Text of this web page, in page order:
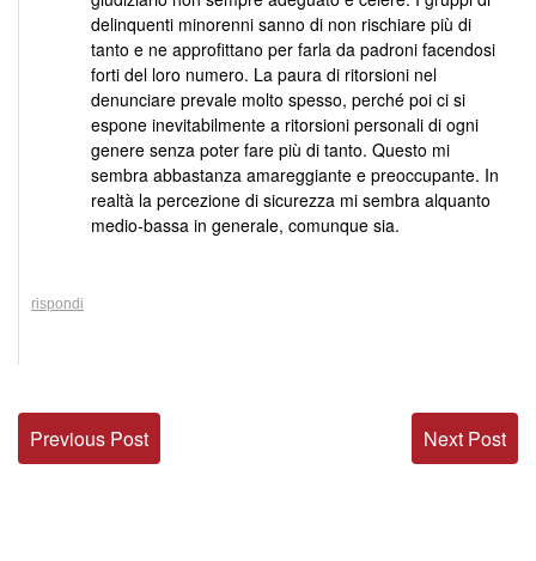
delinquenti minorenni sanno di non rischiare più di
tanto e ne approfittano per farla da padroni facendosi
forti del loro numero. La paura di ritorsioni nel
denunciare prevale molto spesso, perché poi ci si
espone inevitabilmente a ritorsioni personali di ogni
genere senza poter fare più di tanto. Questo mi
sembra abbastanza amareggiante e preoccupante. In
realtà la percezione di sicurezza mi sembra alquanto
medio-bassa in generale, comunque sia.
rispondi
Next Post
Previous Post